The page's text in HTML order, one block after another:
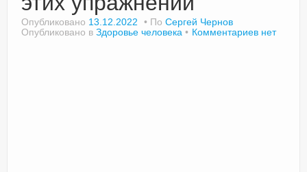
Опубликовано 13.12.2022 По Сергей Чернов
Опубликовано в Здоровье человека Комментариев нет